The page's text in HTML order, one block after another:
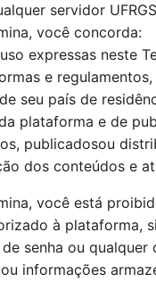
servidor
você concorda:
expressas neste
e
seu país de
plataforma e de
publicadosou
dos conteúdos e
você está
à plataforma,
senha ou qualquer
informações